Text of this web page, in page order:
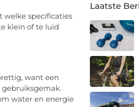
welke specificaties
klein of te luid
want een
water en energie
Laatste